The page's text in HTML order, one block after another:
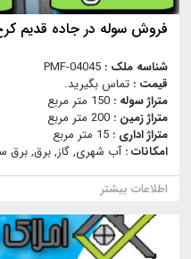
فروش سوله در جاده قدیم
شناسه ملک : PMF-04045
قیمت : تماس بگیرید.
متراژ سوله : 150 متر مربع
متراژ زمین : 200 متر مربع
متراژ اداری : 15 متر مربع
امکانات :آب شهری, گاز, برق, برق
اطلاعات بیشتر